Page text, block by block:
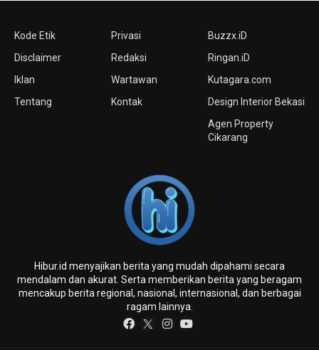
Kode Etik
Disclaimer
Iklan
Tentang
Privasi
Redaksi
Wartawan
Kontak
Buzzx.iD
Ringan.iD
Kutagara.com
Design Interior Bekasi
Agen Property
Cikarang
Hibur.id menyajikan berita yang mudah dipahami secara
mendalam dan akurat. Serta memberikan berita yang beragam
mencakup berita regional, nasional, internasional, dan berbagai
ragam lainnya.